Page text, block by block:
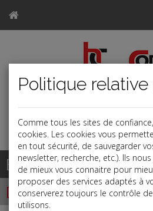
Base documentaire
Dépêches
Comme tous les sites de
cookies. Les cookies vous
en tout sécurité, de sauvegarder
newsletter, recherche, etc.). Ils
de mieux vous connaitre pour
proposer des services adaptés à
conserverez toujours le contrôle
utilisons.